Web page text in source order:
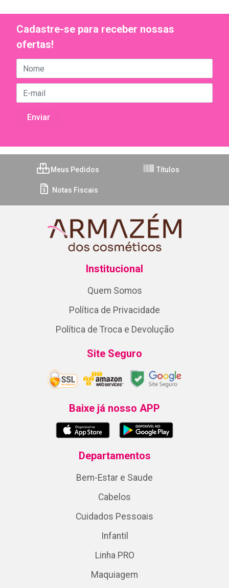
Cadastre-se para receber nossas
ofertas!
Meus Pedidos Títulos
Notas Fiscais
Institucional
Quem Somos
Política de Privacidade
Política de Troca e Devolução
Site Seguro
Baixe já nosso APP
Departamentos
Bem-Estar e Saude
Cabelos
Cuidados Pessoais
Infantil
Linha PRO
Maquiagem